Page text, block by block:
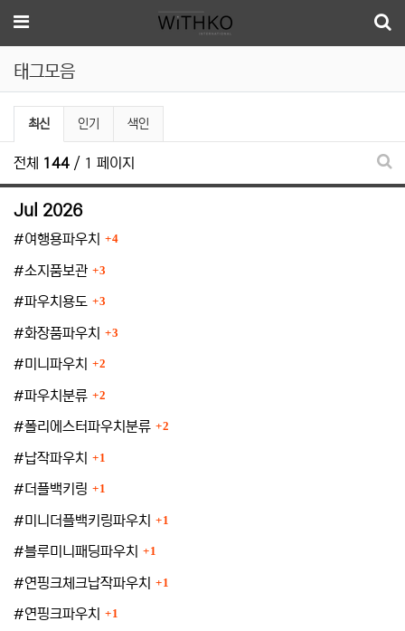
메뉴
태그모음
최신 인기 색인
전체 144 / 1 페이지
태
Jul 2026
#여행용파우치 등록수
4
#소지품보관 등록수
3
#파우치용도 등록수
3
#화장품파우치 등록수
3
#미니파우치 등록수
2
#파우치분류 등록수
2
#폴리에스터파우치분류 등록수
2
#납작파우치 등록수
1
#더플백키링 등록수
1
#미니더플백키링파우치 등록수
1
#블루미니패딩파우치 등록수
1
#연핑크체크납작파우치 등록수
1
#연핑크파우치 등록수
1